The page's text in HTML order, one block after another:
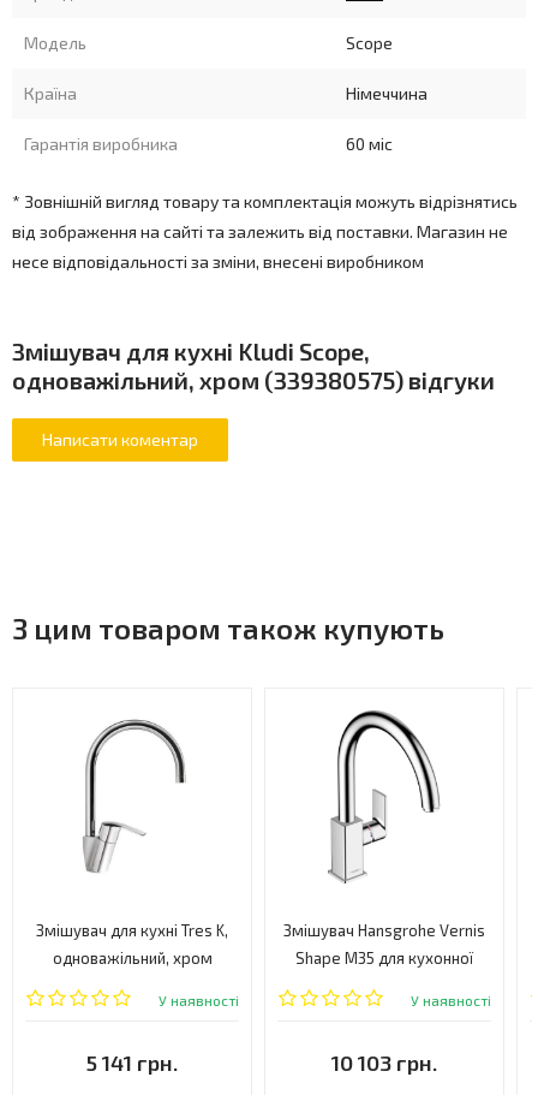
Модель Scope
Країна Німеччина
Гарантія виробника 60 міс
* Зовнішній вигляд товару та комплектація можуть відрізнятись
від зображення на сайті та залежить від поставки. Магазин не
несе відповідальності за зміни, внесені виробником
Змішувач для кухні Kludi Scope,
одноважільний, хром (339380575) відгуки
З цим товаром також купують
Змішувач для кухні Tres K,
одноважільний, хром
(169440)
У наявності
5 141 грн.
Змішувач Hansgrohe Vernis
Shape M35 для кухонної
мийки
У наявності
10 103 грн.